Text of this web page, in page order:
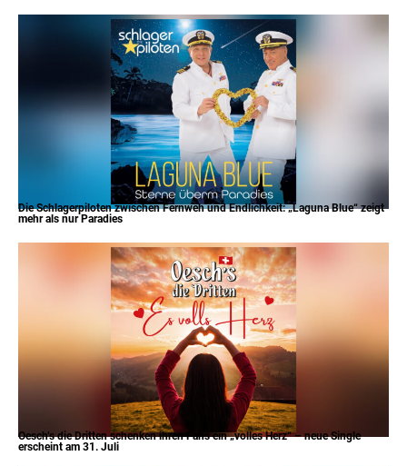
Die Schlagerpiloten zwischen Fernweh und Endlichkeit: „Laguna Blue“ zeigt
mehr als nur Paradies
Oesch’s die Dritten schenken ihren Fans ein „volles Herz“ – neue Single
erscheint am 31. Juli